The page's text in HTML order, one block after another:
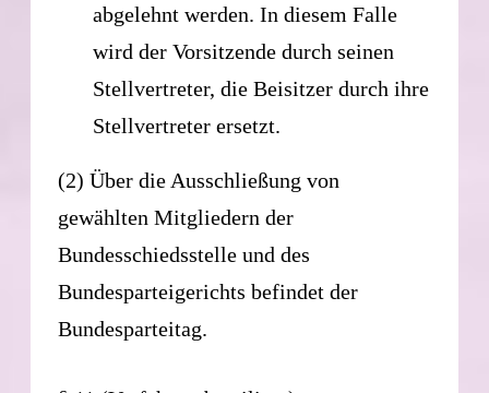
abgelehnt werden. In diesem Falle
wird der Vorsitzende durch seinen
Stellvertreter, die Beisitzer durch ihre
Stellvertreter ersetzt.
(2) Über die Ausschließung von
gewählten Mitgliedern der
Bundesschiedsstelle und des
Bundesparteigerichts befindet der
Bundesparteitag.